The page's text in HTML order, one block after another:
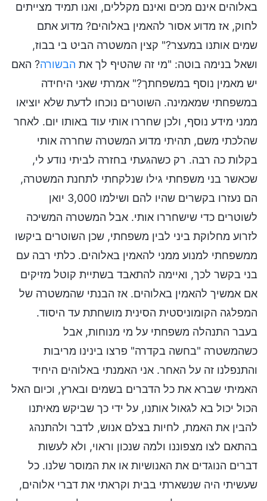
באלוהים אינם מכים ואינם מקללים, ואנו תמיד מצייתים
לחוק, אז מדוע אסור להאמין באלוהים? מדוע אתם
שמים אותנו במעצר?" קצין המשטרה הביט בי בבוז,
ושאל בנימה בוטה: "מי זה שהטיף לך את הבשורה? האם
יש מאמין נוסף במשפחתך?" אמרתי שאני היחידה
במשפחתי שמאמינה. השוטרים נוכחו לדעת שלא יוציאו
ממני מידע נוסף, ולכן שחררו אותי עוד באותו יום. לאחר
שהלכתי משם, תהיתי מדוע המשטרה שחררה אותי
בקלות כה רבה. רק כשהגעתי בחזרה לביתי נודע לי,
שכאשר בני משפחתי גילו שנלקחתי לתחנת המשטרה,
הם נעזרו בקשרים שהיו להם ושילמו 3,000 יואן
לשוטרים כדי שישחררו אותי. אבל המשטרה המשיכה
לזרוע מחלוקת ביני לבין משפחתי, שכן השוטרים ביקשו
ממשפחתי למנוע ממני להאמין באלוהים. כלתי רבה עם
בני בקשר לכך, ואיימה להתאבד בשתיית קוטל מזיקים
אם אמשיך להאמין באלוהים. אז הבנתי שהמשטרה של
המפלגה הקומוניסטית הסינית מושחתת עד היסוד.
בעבר התנהלה משפחתי על מי מנוחות, אבל
כשהמשטרה "בחשה בקדרה" פרצו בינינו מריבות
והתנפלנו זה על האחר. אני האמנתי באלוהים היחיד
האמיתי שברא את כל הדברים בשמים ובארץ, וכיום האל
הכול יכול בא לגאול אותנו, על ידי כך שביקש מאיתנו
להבין את האמת, לחיות בצלם אנוש, לדבר ולהתנהג
בהתאם לצו מצפוננו ולמה שנכון וראוי, ולא לעשות
דברים הנוגדים את האנושיות או את המוסר שלנו. כל
שעשיתי היה שנשארתי בבית וקראתי את דברי אלוהים,